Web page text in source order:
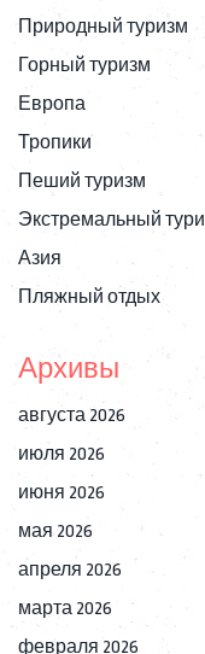
Природный туризм
Горный туризм
Европа
Тропики
Пеший туризм
Экстремальный
Азия
Пляжный отдых
Архивы
августа 2026
июля 2026
июня 2026
мая 2026
апреля 2026
марта 2026
февраля 2026